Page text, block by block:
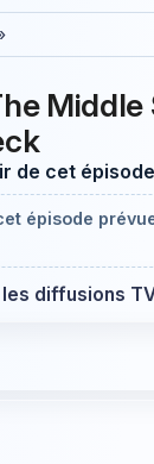
Middle
de cet épisode
épisode
diffusions